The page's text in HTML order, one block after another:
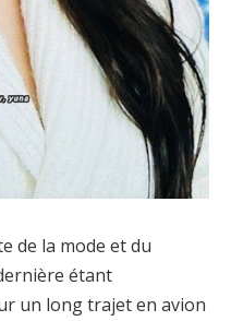
de la mode et du
étant
un long trajet en avion